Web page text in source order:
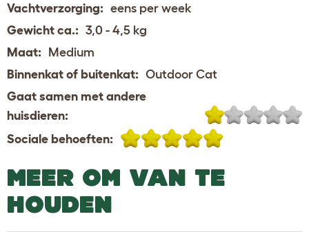
Vachtverzorging: eens per week
Gewicht ca.: 3,0 - 4,5 kg
Maat: Medium
Binnenkat of buitenkat: Outdoor Cat
Gaat samen met andere
huisdieren:
Sociale behoeften:
MEER OM VAN TE
HOUDEN